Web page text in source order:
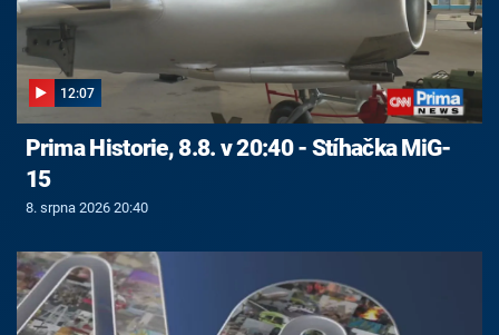
12:07
Prima Historie, 8.8. v 20:40 - Stíhačka MiG-
15
8. srpna 2026 20:40